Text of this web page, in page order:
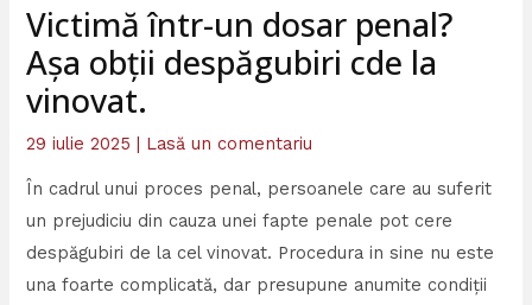
Victimă într-un dosar penal?
Așa obții despăgubiri cde la
vinovat.
29 iulie 2025| Lasă un comentariu
În cadrul unui proces penal, persoanele care au suferit
un prejudiciu din cauza unei fapte penale pot cere
despăgubiri de la cel vinovat. Procedura in sine nu este
una foarte complicată, dar presupune anumite condiții